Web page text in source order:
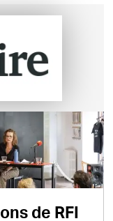
de RFI